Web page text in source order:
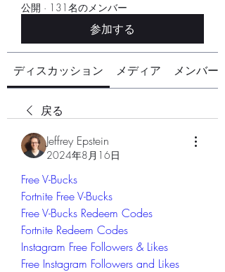
公開 · 131名のメンバー
参加する
ディスカッション メディア メンバー
戻る
Jeffrey Epstein
2024年8月16日
Free V-Bucks
Fortnite Free V-Bucks
Free V-Bucks Redeem Codes
Fortnite Redeem Codes
Instagram Free Followers & Likes
Free Instagram Followers and Likes